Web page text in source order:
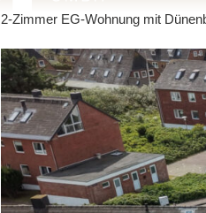
2-Zimmer EG-Wohnung mit